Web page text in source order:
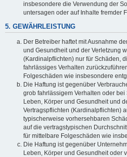
insbesondere die Verwendung der
untersagen oder auf Inhalte fremder
5. GEWÄHRLEISTUNG
Der Betreiber haftet mit Ausnahme
und Gesundheit und der Verletzung
(Kardinalpflichten) nur für Schäden,
fahrlässiges Verhalten
Folgeschäden wie insbesondere
Die Haftung ist gegenüber
grob fahrlässigem Verhalten oder
Leben, Körper und Gesundheit und
Vertragspflichten (Kardinalpflichten)
typischerweise vorhersehbaren
auf die vertragstypischen
für mittelbare Folgeschäden wie
Die Haftung ist gegenüber
Leben, Körper und Gesundheit oder